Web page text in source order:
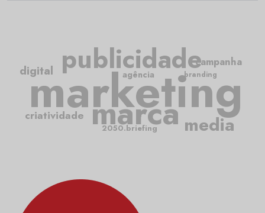
marketing
publicidade
marca
criatividade
campanha
media
agência
digital
2050.briefing
branding